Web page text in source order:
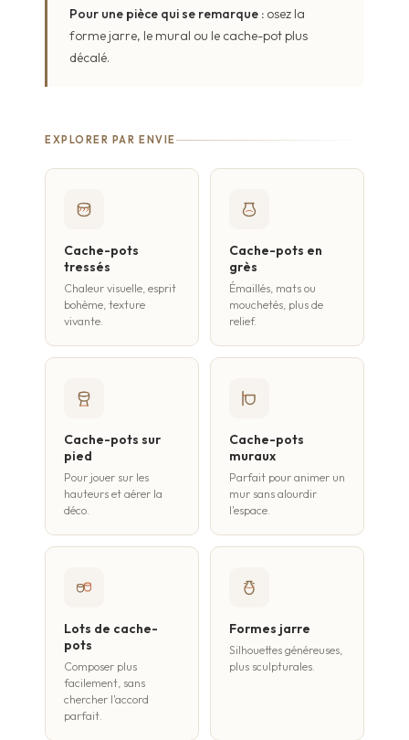
Pour une pièce qui se remarque : osez la
forme jarre, le mural ou le cache-pot plus
décalé.
EXPLORER PAR ENVIE
Cache-pots
tressés
Chaleur visuelle, esprit
bohème, texture
vivante.
Cache-pots en
grès
Émaillés, mats ou
mouchetés, plus de
relief.
Cache-pots sur
pied
Pour jouer sur les
hauteurs et aérer la
déco.
Cache-pots
muraux
Parfait pour animer un
mur sans alourdir
l'espace.
Lots de cache-
pots
Composer plus
facilement, sans
chercher l'accord
parfait.
Formes jarre
Silhouettes généreuses,
plus sculpturales.